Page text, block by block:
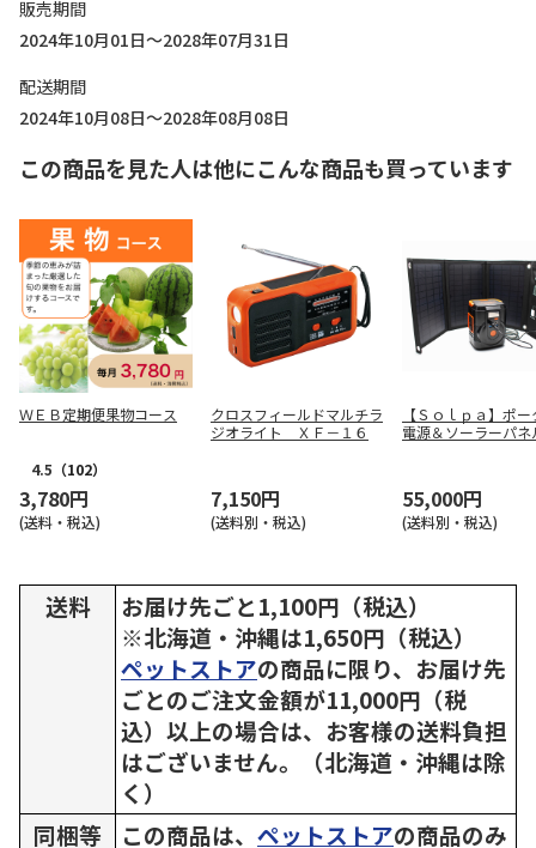
販売期間
2024年10月01日～2028年07月31日
配送期間
2024年10月08日～2028年08月08日
この商品を見た人は他にこんな商品も買っています
ＷＥＢ定期便果物コース
4.5 （102）
3,780円
(送料・税込)
クロスフィールドマルチラ
ジオライト ＸＦ－１６
7,150円
(送料別・税込)
【Ｓｏｌｐａ】ポ
電源＆ソーラーパ
55,000円
(送料別・税込)
送料
お届け先ごと1,100円（税込）
※北海道・沖縄は1,650円（税込）
ペットストアの商品に限り、お届け先
ごとのご注文金額が11,000円（税
込）以上の場合は、お客様の送料負担
はございません。（北海道・沖縄は除
く）
同梱等
この商品は、 ペットストアの商品のみ